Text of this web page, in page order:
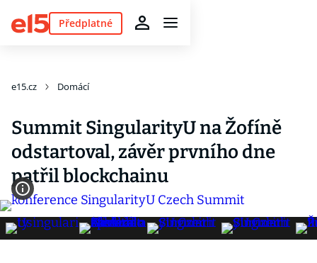
Předplatné
e15.cz Domácí
Summit SingularityU na Žofíně
odstartoval, závěr prvního dne
patřil blockchainu